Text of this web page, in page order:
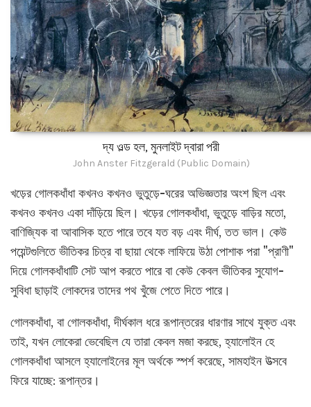
দ্য ওল্ড হল, মুনলাইট দ্বারা পরী
John Anster Fitzgerald (Public Domain)
খড়ের গোলকধাঁধা কখনও কখনও ভুতুড়ে-ঘরের অভিজ্ঞতার অংশ ছিল এবং
কখনও কখনও একা দাঁড়িয়ে ছিল। খড়ের গোলকধাঁধা, ভুতুড়ে বাড়ির মতো,
বাণিজ্যিক বা আবাসিক হতে পারে তবে যত বড় এবং দীর্ঘ, তত ভাল। কেউ
পয়েন্টগুলিতে ভীতিকর চিত্র বা ছায়া থেকে লাফিয়ে উঠা পোশাক পরা "প্রাণী"
দিয়ে গোলকধাঁধাটি সেট আপ করতে পারে বা কেউ কেবল ভীতিকর সুযোগ-
সুবিধা ছাড়াই লোকদের তাদের পথ খুঁজে পেতে দিতে পারে।
গোলকধাঁধা, বা গোলকধাঁধা, দীর্ঘকাল ধরে রূপান্তরের ধারণার সাথে যুক্ত এবং
তাই, যখন লোকেরা ভেবেছিল যে তারা কেবল মজা করছে, হ্যালোইন হে
গোলকধাঁধা আসলে হ্যালোইনের মূল অর্থকে স্পর্শ করেছে, সামহাইন উত্সবে
ফিরে যাচ্ছে: রূপান্তর।